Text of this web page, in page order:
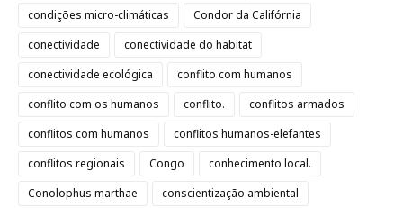
condições micro-climáticas
Condor da Califórnia
conectividade
conectividade do habitat
conectividade ecológica
conflito com humanos
conflito com os humanos
conflito.
conflitos armados
conflitos com humanos
conflitos humanos-elefantes
conflitos regionais
Congo
conhecimento local.
Conolophus marthae
conscientização ambiental